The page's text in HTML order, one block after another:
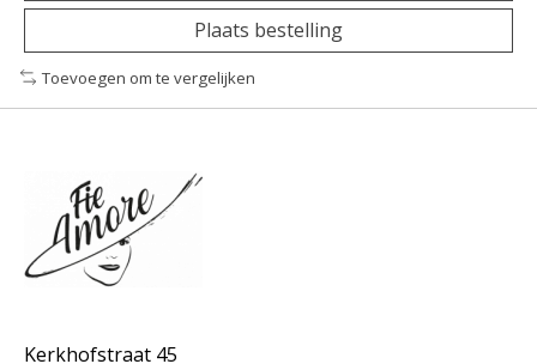
Plaats bestelling
Toevoegen om te vergelijken
Kerkhofstraat 45